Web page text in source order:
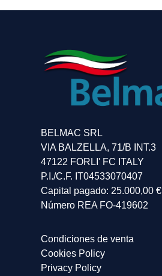
BELMAC SRL
VIA BALZELLA, 71/B INT.3
47122 FORLI' FC ITALY
P.I./C.F. IT04533070407
Capital pagado: 25.000,00 €
Número REA FO-419602
Condiciones de venta
Cookies Policy
Privacy Policy